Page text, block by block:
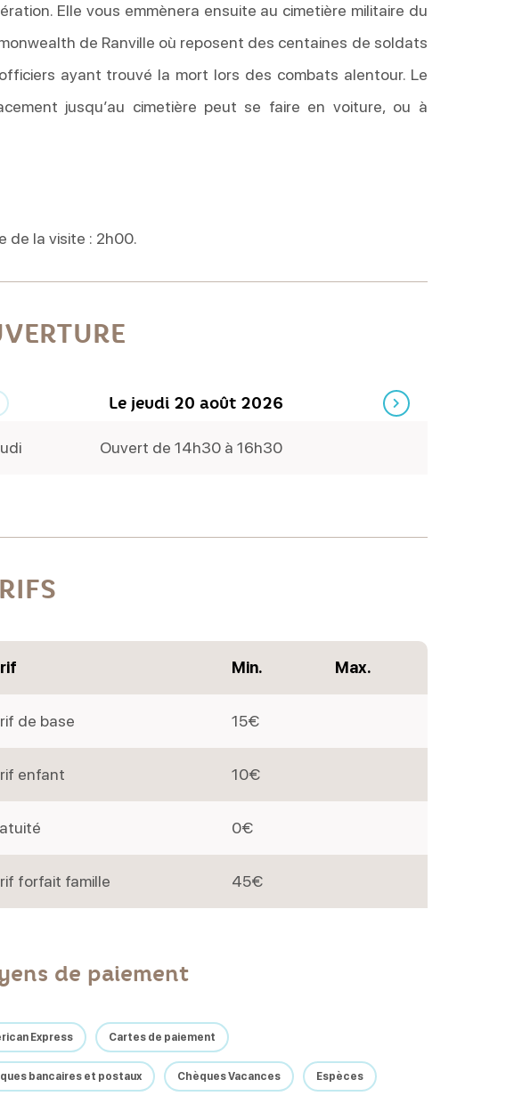
Elle vous emmènera ensuite au cimetière militaire du
de Ranville où reposent des centaines de soldats
ayant trouvé la mort lors des combats alentour. Le
jusqu’au cimetière peut se faire en voiture, ou à
de la visite : 2h00.
Le jeudi 20 août 2026
Ouvert de 14h30 à 16h30
Min. Max.
de base 15€
enfant 10€
0€
forfait famille 45€
de paiement
Express Cartes de paiement
bancaires et postaux Chèques Vacances Espèces